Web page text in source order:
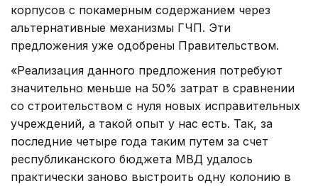
корпусов с покамерным содержанием через
альтернативные механизмы ГЧП. Эти
предложения уже одобрены Правительством.
«Реализация данного предложения потребуют
значительно меньше на 50% затрат в сравнении
со строительством с нуля новых исправительных
учреждений, а такой опыт у нас есть. Так, за
последние четыре года таким путем за счет
республиканского бюджета МВД удалось
практически заново выстроить одну колонию в